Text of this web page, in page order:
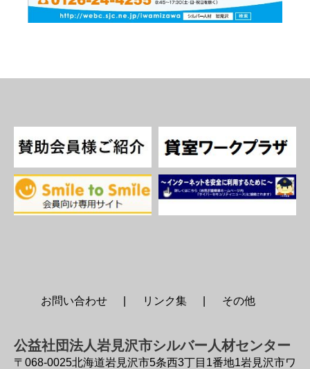
お問い合わせ リンク集 その他
公益社団法人岩見沢市シルバー人材センター
〒068-0025北海道岩見沢市5条西3丁目1番地1岩見沢市ワ